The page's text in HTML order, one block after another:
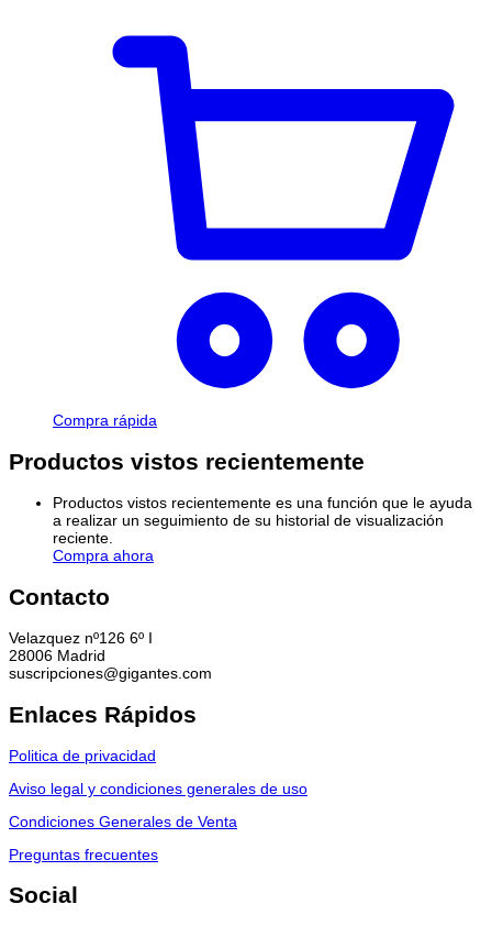
Compra rápida
Productos vistos recientemente
Productos vistos recientemente es una función que le ayuda
a realizar un seguimiento de su historial de visualización
reciente.
Compra ahora
Contacto
Velazquez nº126 6º I
28006 Madrid
suscripciones@gigantes.com
Enlaces Rápidos
Politica de privacidad
Aviso legal y condiciones generales de uso
Condiciones Generales de Venta
Preguntas frecuentes
Social